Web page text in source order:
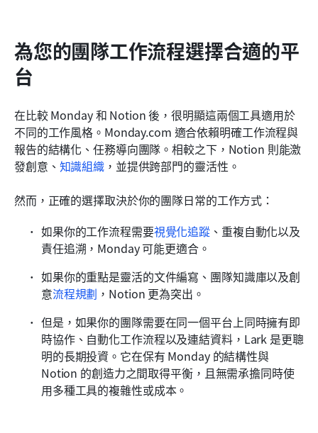
為您的團隊工作流程選擇合適的平
台
在比較 Monday 和 Notion 後，很明顯這兩個工具適用於
不同的工作風格。Monday.com 適合依賴明確工作流程與
報告的結構化、任務導向團隊。相較之下，Notion 則能激
發創意、 知識組織 ，並提供跨部門的靈活性。
然而，正確的選擇取決於你的團隊日常的工作方式：
如果你的工作流程需要視覺化追蹤 、重複自動化以及
責任追溯，Monday 可能更適合。
如果你的重點是靈活的文件編寫、團隊知識庫以及創
意流程規劃 ，Notion 更為突出。
但是，如果你的團隊需要在同一個平台上同時擁有即
時協作、自動化工作流程以及連結資料，Lark 是更聰
明的長期投資。它在保有 Monday 的結構性與
Notion 的創造力之間取得平衡，且無需承擔同時使
用多種工具的複雜性或成本。